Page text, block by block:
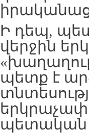
Ի դեպ,
վերջին
պետք է
պետական